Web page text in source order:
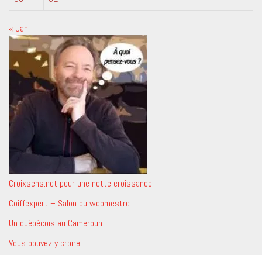
« Jan
Croixsens.net pour une nette croissance
Coiffexpert – Salon du webmestre
Un québécois au Cameroun
Vous pouvez y croire